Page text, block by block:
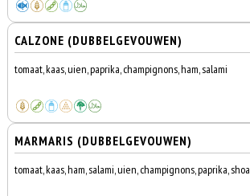
CALZONE (DUBBELGEVOUWEN)
tomaat, kaas, uien, paprika, champignons, ham, salami
MARMARIS (DUBBELGEVOUWEN)
tomaat, kaas, ham, salami, uien, champignons, paprika,